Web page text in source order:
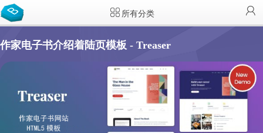
所有分类
作家电子书介绍着陆页模板 - Treaser